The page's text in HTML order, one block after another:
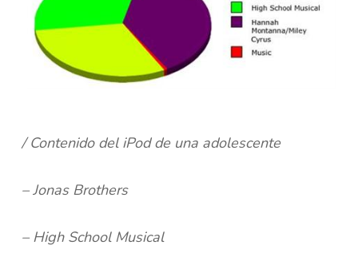
/ Contenido del iPod de una adolescente
– Jonas Brothers
– High School Musical